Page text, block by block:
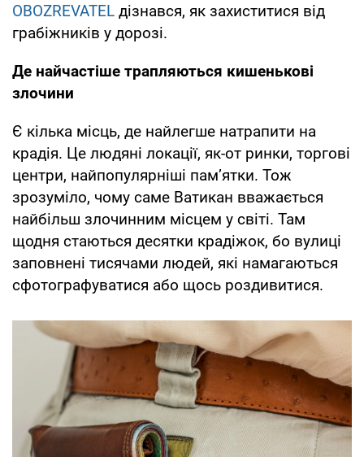
OBOZREVATEL дізнався, як захиститися від
грабіжників у дорозі.
Де найчастіше трапляються кишенькові
злочини
Є кілька місць, де найлегше натрапити на
крадія. Це людяні локації, як-от ринки, торгові
центри, найпопулярніші пам’ятки. Тож
зрозуміло, чому саме Ватикан вважається
найбільш злочинним місцем у світі. Там
щодня стаються десятки крадіжок, бо вулиці
заповнені тисячами людей, які намагаються
сфотографуватися або щось роздивитися.